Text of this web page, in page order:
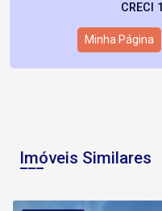
CRECI
Minha Página
Imóveis Similares